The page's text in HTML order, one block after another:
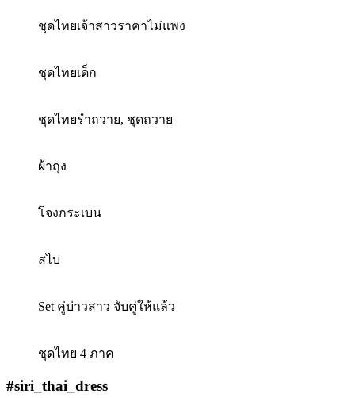
ชุดไทยเจ้าสาวราคาไม่แพง
ชุดไทยเด็ก
ชุดไทยรำถวาย, ชุดถวาย
ผ้าถุง
โจงกระเบน
สไบ
Set คู่บ่าวสาว จับคู่ให้แล้ว
ชุดไทย 4 ภาค
#siri_thai_dress